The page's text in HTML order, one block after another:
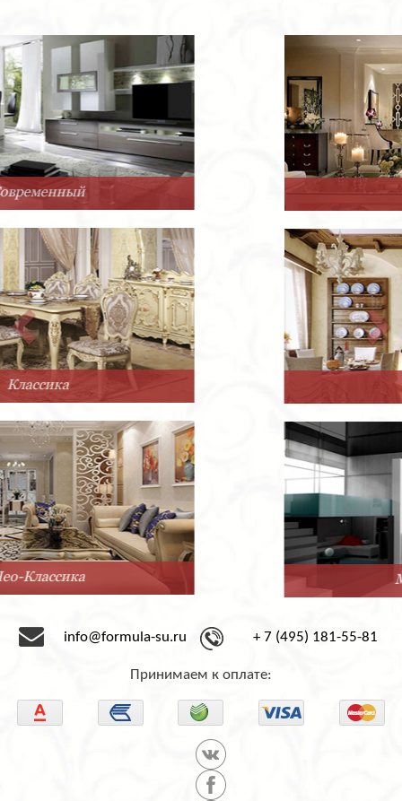
Минимализм
info@formula-su.ru + 7 (495) 181-55-81
Принимаем к оплате: